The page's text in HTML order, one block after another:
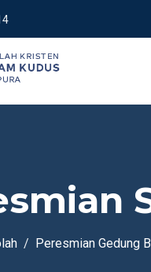
Peresmian Gedung